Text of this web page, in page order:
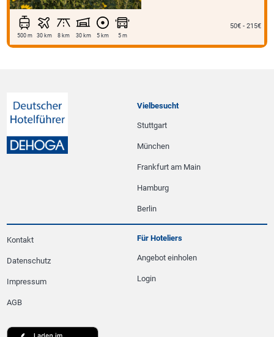
500 m 30 km 8 km 30 km 5 km 5 m
50€ - 215€
Vielbesucht
Stuttgart
München
Frankfurt am Main
Hamburg
Berlin
Kontakt
Datenschutz
Impressum
AGB
Für Hoteliers
Angebot einholen
Login